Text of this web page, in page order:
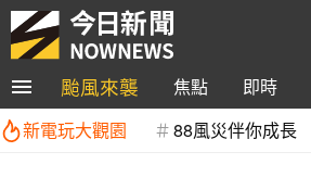
颱風來襲 焦點 即時
新電玩大觀園
88風災伴你成長